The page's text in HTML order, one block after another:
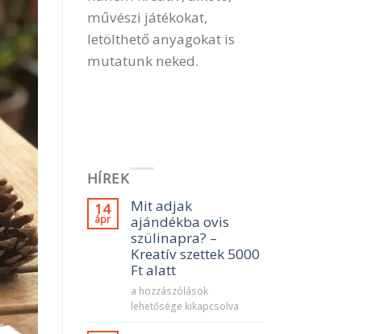
művészi játékokat,
letölthető anyagokat is
mutatunk neked.
HÍREK
14
ápr
Mit adjak
ajándékba ovis
szülinapra? –
Kreatív szettek 5000
Ft alatt
Mit
adjak
a hozzászólások
lehetősége kikapcsolva